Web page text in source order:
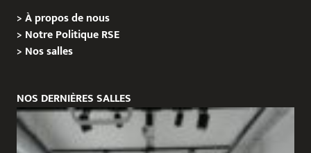
>À propos de nous
> Notre Politique RSE
> Nos salles
NOS DERNIÈRES SALLES